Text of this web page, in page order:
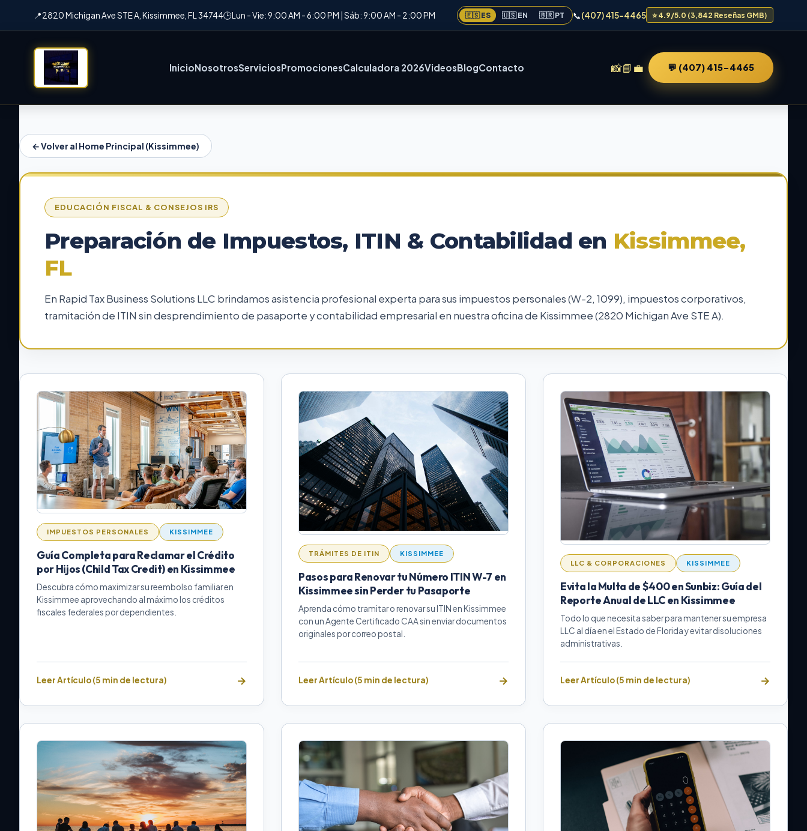
📍2820 Michigan Ave STE A, Kissimmee, FL 34744🕒Lun - Vie: 9:00 AM - 6:00 PM | Sáb: 9:00 AM - 2:00 PM 🇪🇸 ES 🇺🇸 EN 🇧🇷 PT 📞(407) 415-4465 ⭐ 4.9/5.0 (3,842 Reseñas GMB)
InicioNosotrosServiciosPromocionesCalculadora 2026VideosBlogContacto 📸📘 💼 💬 (407) 415-4465
← Volver al Home Principal (Kissimmee)
EDUCACIÓN FISCAL & CONSEJOS IRS
Preparación de Impuestos, ITIN & Contabilidad en Kissimmee,
FL
En Rapid Tax Business Solutions LLC brindamos asistencia profesional experta para sus impuestos personales (W-2, 1099), impuestos corporativos,
tramitación de ITIN sin desprendimiento de pasaporte y contabilidad empresarial en nuestra oficina de Kissimmee (2820 Michigan Ave STE A).
IMPUESTOS PERSONALES KISSIMMEE
Guía Completa para Reclamar el Crédito
por Hijos (Child Tax Credit) en Kissimmee
Descubra cómo maximizar su reembolso familiar en
Kissimmee aprovechando al máximo los créditos
fiscales federales por dependientes.
Leer Artículo (5 min de lectura)
TRÁMITES DE ITIN KISSIMMEE
Pasos para Renovar tu Número ITIN W-7 en
Kissimmee sin Perder tu Pasaporte
Aprenda cómo tramitar o renovar su ITIN en Kissimmee
con un Agente Certificado CAA sin enviar documentos
originales por correo postal.
Leer Artículo (5 min de lectura)
LLC & CORPORACIONES KISSIMMEE
Evita la Multa de $400 en Sunbiz: Guía del
Reporte Anual de LLC en Kissimmee
Todo lo que necesita saber para mantener su empresa
LLC al día en el Estado de Florida y evitar disoluciones
administrativas.
Leer Artículo (5 min de lectura)